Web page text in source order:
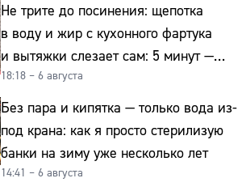
Не трите до посинения: щепотка
в воду и жир с кухонного фартука
и вытяжки слезает сам: 5 минут —
и сверкает как новая
18:18 – 6 августа
Без пара и кипятка — только вода из-
под крана: как я просто стерилизую
банки на зиму уже несколько лет
14:41 – 6 августа